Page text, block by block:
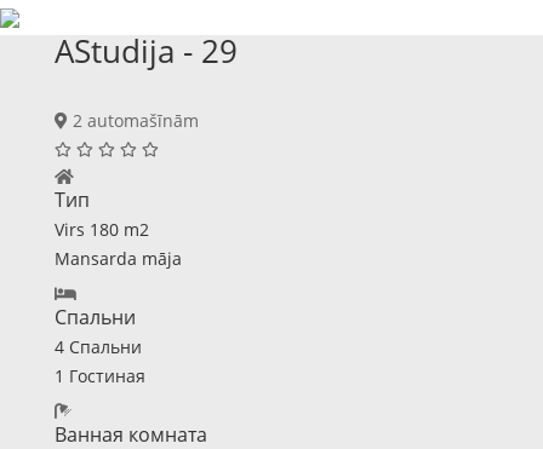
AStudija - 29
2 automašīnām
Тип
Virs 180 m2
Mansarda māja
Спальни
4 Спальни
1 Гостиная
Ванная комната